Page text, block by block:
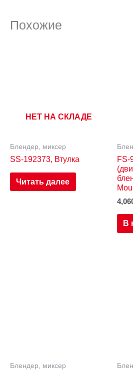
Похожие
НЕТ НА СКЛАДЕ
Блендер, миксер
SS-192373, Втулка
Читать далее
В
Блендер, миксер